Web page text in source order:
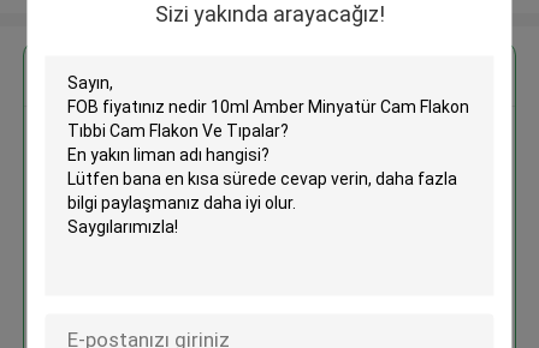
Sizi yakında arayacağız!
10ml Amber Minyatür Cam
Flakon Tıbbi Cam Flakon Ve
Tıpalar